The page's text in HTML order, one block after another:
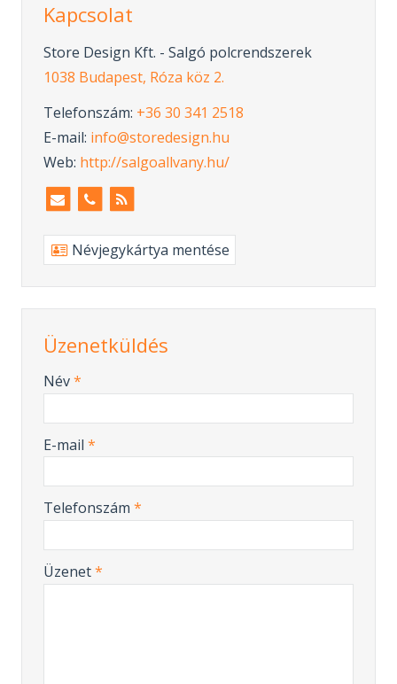
Kapcsolat
Store Design Kft. - Salgó polcrendszerek
1038 Budapest, Róza köz 2.
Telefonszám: +36 30 341 2518
E-mail: info@storedesign.hu
Web: http://salgoallvany.hu/
Névjegykártya mentése
Üzenetküldés
-
Név*
E-mail *
Telefonszám *
Üzenet*